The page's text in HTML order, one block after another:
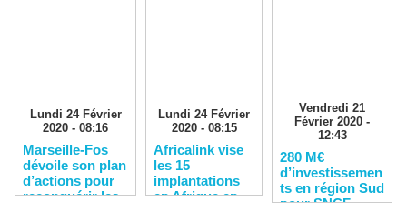
Lundi 24 Février
2020 - 08:16
Marseille-Fos
dévoile son plan
d’actions pour
reconquérir les
Lundi 24 Février
2020 - 08:15
Africalink vise
les 15
implantations
en Afrique en
Vendredi 21
Février 2020 -
12:43
280 M€
d’investissemen
ts en région Sud
pour SNCF